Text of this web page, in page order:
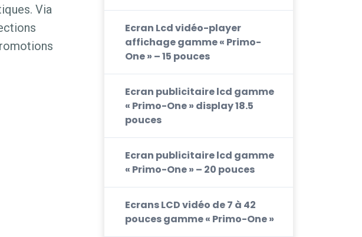
Via
Ecran Lcd vidéo-player
affichage gamme « Primo-
One » – 15 pouces
Ecran publicitaire lcd gamme
« Primo-One » display 18.5
pouces
Ecran publicitaire lcd gamme
« Primo-One » – 20 pouces
Ecrans LCD vidéo de 7 à 42
pouces gamme « Primo-One »